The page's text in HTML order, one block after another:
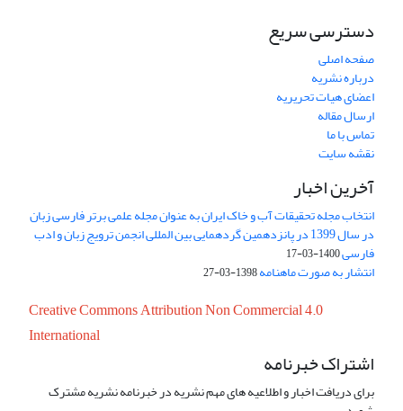
دسترسی سریع
صفحه اصلی
درباره نشریه
اعضای هیات تحریریه
ارسال مقاله
تماس با ما
نقشه سایت
آخرین اخبار
انتخاب مجله تحقیقات آب و خاک ایران به عنوان مجله علمی برتر فارسی زبان
در سال 1399 در پانزدهمین گردهمایی بین المللی انجمن ترویج زبان و ادب
فارسی1400-03-17
انتشار به صورت ماهنامه1398-03-27
Creative Commons Attribution Non Commercial 4.0
International
اشتراک خبرنامه
برای دریافت اخبار و اطلاعیه های مهم نشریه در خبرنامه نشریه مشترک